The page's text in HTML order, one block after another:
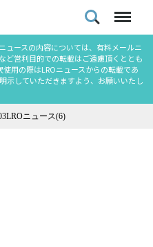
ュースの内容については、有料メールニ
ど営利目的での転載はご遠慮頂くととも
使用の際はLROニュースからの転載であ
示していただきますよう、お願いいたし
ニュース(6)